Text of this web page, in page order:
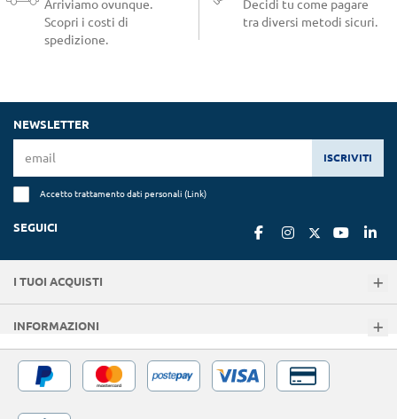
Arriviamo ovunque.
Scopri i costi di
spedizione.
Decidi tu come pagare
tra diversi metodi sicuri.
NEWSLETTER
ISCRIVITI
Accetto trattamento dati personali (Link)
SEGUICI
I TUOI ACQUISTI
INFORMAZIONI